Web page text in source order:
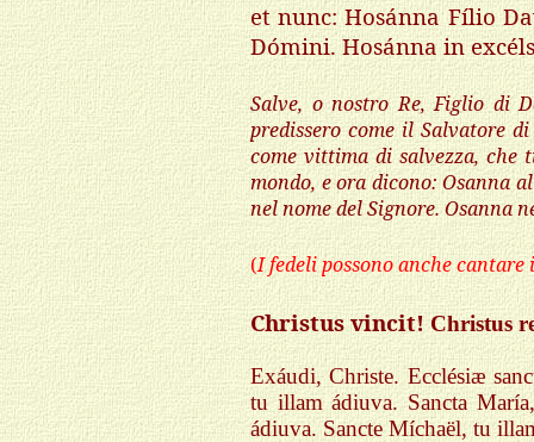
et nunc: Hosánna Fílio
Dómini. Hosánna in
Salve, o nostro Re, Figlio di
predissero come il Salvatore
come vittima di salvezza, che
mondo, e ora dicono: Osanna
nel nome del Signore. Osanna
(I fedeli possono anche
Christus vincit!Christus
Exáudi, Christe. Ecclésiæ
tu illam ádiuva. Sancta
ádiuva. Sancte Míchaël, tu